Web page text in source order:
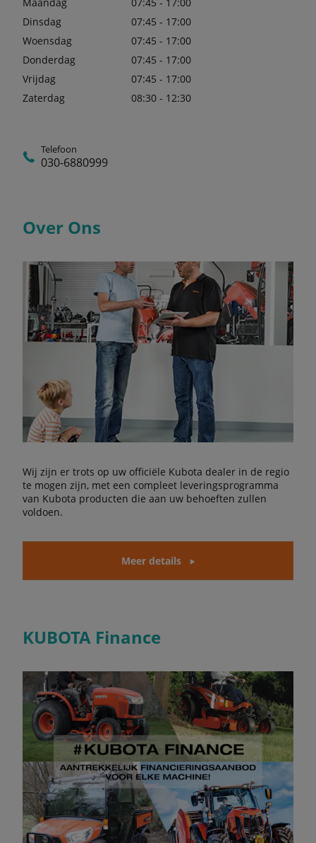
Dinsdag
07:45 - 17:00
Woensdag
07:45 - 17:00
Donderdag
07:45 - 17:00
Vrijdag
07:45 - 17:00
Zaterdag
08:30 - 12:30
Telefoon
030-6880999
Over Ons
Wij zijn er trots op uw officiële Kubota dealer in de regio
te mogen zijn, met een compleet leveringsprogramma
van Kubota producten die aan uw behoeften zullen
voldoen.
Meer details
KUBOTA Finance